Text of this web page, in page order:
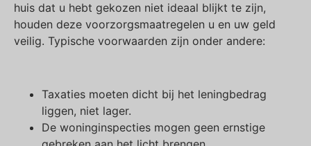
huis dat u hebt gekozen niet ideaal blijkt te zijn,
houden deze voorzorgsmaatregelen u en uw geld
veilig. Typische voorwaarden zijn onder andere:
Taxaties moeten dicht bij het leningbedrag
liggen, niet lager.
De woninginspecties mogen geen ernstige